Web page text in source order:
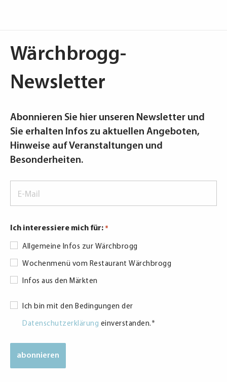
Wärchbrogg-
Newsletter
Abonnieren Sie hier unseren Newsletter und
Sie erhalten Infos zu aktuellen Angeboten,
Hinweise auf Veranstaltungen und
Besonderheiten.
Mail
Ich interessiere mich für: *
Allgemeine Infos zur Wärchbrogg
Wochenmenü vom Restaurant Wärchbrogg
Infos aus den Märkten
Datenschutzerklärung
Ich bin mit den Bedingungen der
Datenschutzerklärung einverstanden. *